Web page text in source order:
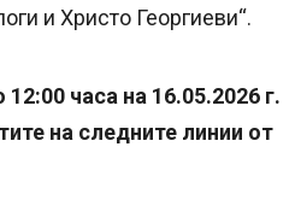
и Христо Георгиеви“.
часа на 16.05.2026 г.
на следните линии от